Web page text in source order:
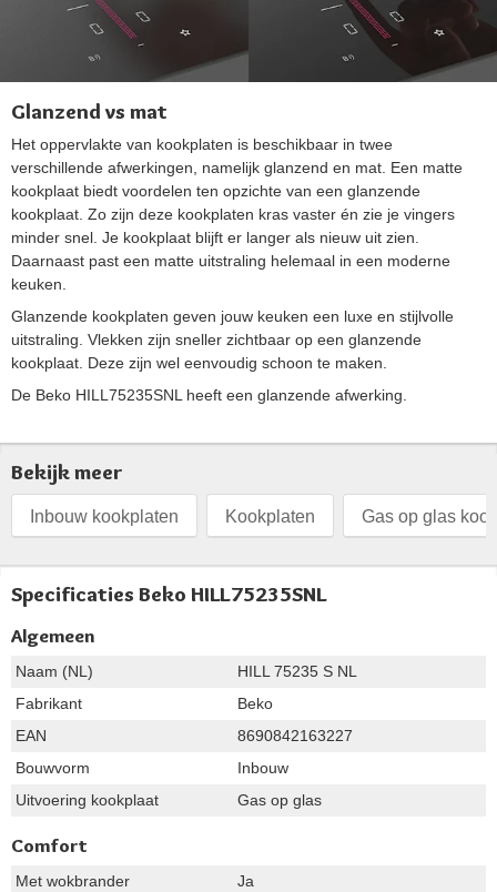
Glanzend vs mat
Het oppervlakte van kookplaten is beschikbaar in twee
verschillende afwerkingen, namelijk glanzend en mat. Een matte
kookplaat biedt voordelen ten opzichte van een glanzende
kookplaat. Zo zijn deze kookplaten kras vaster én zie je vingers
minder snel. Je kookplaat blijft er langer als nieuw uit zien.
Daarnaast past een matte uitstraling helemaal in een moderne
keuken.
Glanzende kookplaten geven jouw keuken een luxe en stijlvolle
uitstraling. Vlekken zijn sneller zichtbaar op een glanzende
kookplaat. Deze zijn wel eenvoudig schoon te maken.
De Beko HILL75235SNL heeft een glanzende afwerking.
Bekijk meer
Inbouw kookplaten Kookplaten Gas op glas
Specificaties Beko HILL75235SNL
Algemeen
Naam (NL)
HILL 75235 S NL
Fabrikant
Beko
EAN
8690842163227
Bouwvorm
Inbouw
Uitvoering kookplaat
Gas op glas
Comfort
Met wokbrander
Ja